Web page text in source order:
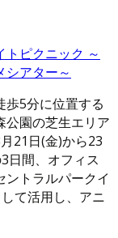
トピクニック ～
シアター～
歩5分に位置する
公園の芝生エリア
21日(金)から23
日間、オフィス
ントラルパークイ
て活用し、アニ